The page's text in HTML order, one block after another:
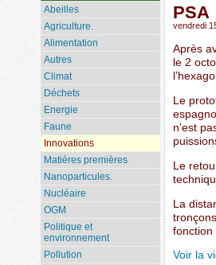
PSA
vendredi
Après
le 2
Le
n’est
Le
La
fonction
Voir la
Abeilles
Agriculture.
Alimentation
Autres
Climat
Déchets
Energie
Faune
Innovations
Matières premières
Nanoparticules.
Nucléaire
OGM
Politique et
environnement
Pollution